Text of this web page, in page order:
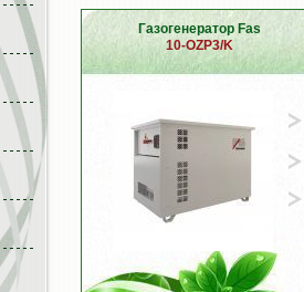
Газогенератор Fas
10-OZP3/K